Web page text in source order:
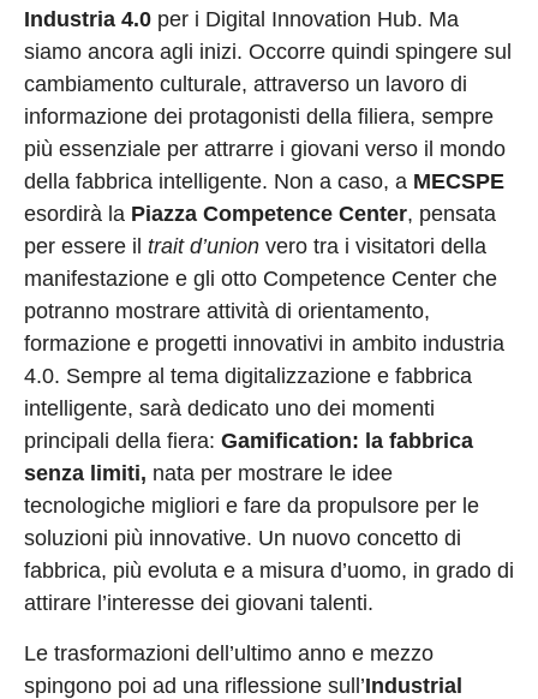
Industria 4.0 per i Digital Innovation Hub. Ma
siamo ancora agli inizi. Occorre quindi spingere sul
cambiamento culturale, attraverso un lavoro di
informazione dei protagonisti della filiera, sempre
più essenziale per attrarre i giovani verso il mondo
della fabbrica intelligente. Non a caso, a MECSPE
esordirà la Piazza Competence Center, pensata
per essere il trait d’union vero tra i visitatori della
manifestazione e gli otto Competence Center che
potranno mostrare attività di orientamento,
formazione e progetti innovativi in ambito industria
4.0. Sempre al tema digitalizzazione e fabbrica
intelligente, sarà dedicato uno dei momenti
principali della fiera: Gamification: la fabbrica
senza limiti, nata per mostrare le idee
tecnologiche migliori e fare da propulsore per le
soluzioni più innovative. Un nuovo concetto di
fabbrica, più evoluta e a misura d’uomo, in grado di
attirare l’interesse dei giovani talenti.
Le trasformazioni dell’ultimo anno e mezzo
spingono poi ad una riflessione sull’Industrial